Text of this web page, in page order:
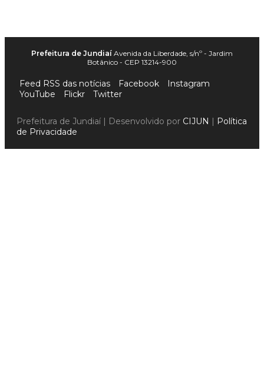
Prefeitura de Jundiaí Avenida da Liberdade, s/nº - Jardim
Botânico - CEP 13214-900
Feed RSS das notícias Facebook
Instagram
YouTube
Flickr Twitter
Prefeitura de Jundiaí | Desenvolvido por CIJUN
Política
de Privacidade